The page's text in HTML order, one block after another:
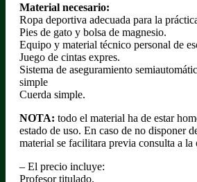
Material necesario:
Ropa deportiva adecuada para la
Pies de gato y bolsa de magnesio.
Equipo y material técnico personal de
Juego de cintas expres.
Sistema de aseguramiento
simple
Cuerda simple.
NOTA: todo el material ha de estar
estado de uso. En caso de no disponer
material se facilitara previa consulta a la
– El precio incluye:
Profesor titulado.